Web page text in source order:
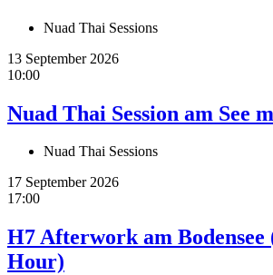
Nuad Thai Sessions
13 September 2026
10:00
Nuad Thai Session am See
Nuad Thai Sessions
17 September 2026
17:00
H7 Afterwork am Bodensee
Hour)